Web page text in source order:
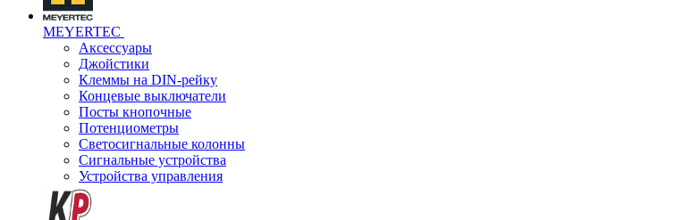
MEYERTEC
Аксессуары
Джойстики
Клеммы на DIN-рейку
Концевые выключатели
Посты кнопочные
Потенциометры
Светосигнальные колонны
Сигнальные устройства
Устройства управления